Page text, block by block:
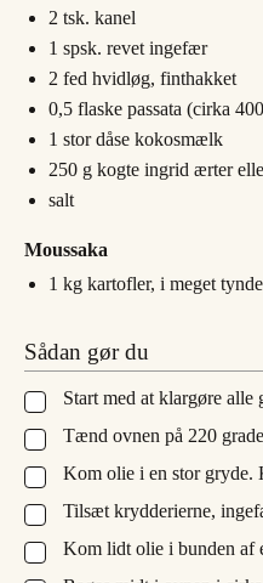
2 tsk. kanel
1 spsk. revet ingefær
2 fed hvidløg, finthakket
0,5 flaske passata (cirka
1 stor dåse kokosmælk
250 g kogte ingrid ærter
salt
Moussaka
1 kg kartofler, i meget
Sådan gør du
▢
Start med at klargøre alle
▢
Tænd ovnen på 220
▢
Kom olie i en stor gryde.
▢
Tilsæt krydderierne,
▢
Kom lidt olie i bunden af